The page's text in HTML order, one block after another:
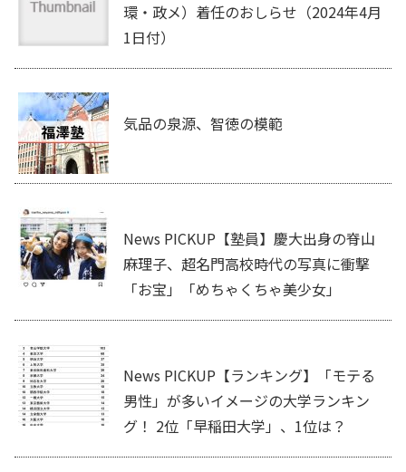
環・政メ）着任のおしらせ（2024年4月
1日付）
気品の泉源、智徳の模範
News PICKUP【塾員】慶大出身の脊山
麻理子、超名門高校時代の写真に衝撃
「お宝」「めちゃくちゃ美少女」
News PICKUP【ランキング】「モテる
男性」が多いイメージの大学ランキン
グ！ 2位「早稲田大学」、1位は？